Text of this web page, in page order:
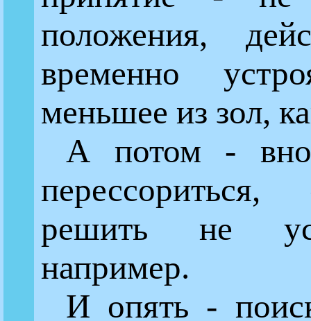
положения,
временно
меньшее из зол,
А потом -
решить не
например.
И опять -